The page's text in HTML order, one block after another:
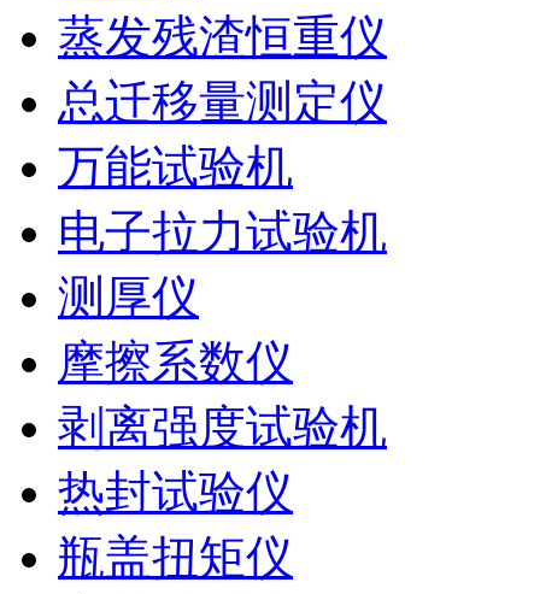
蒸发残渣恒重仪
总迁移量测定仪
万能试验机
电子拉力试验机
测厚仪
摩擦系数仪
剥离强度试验机
热封试验仪
瓶盖扭矩仪